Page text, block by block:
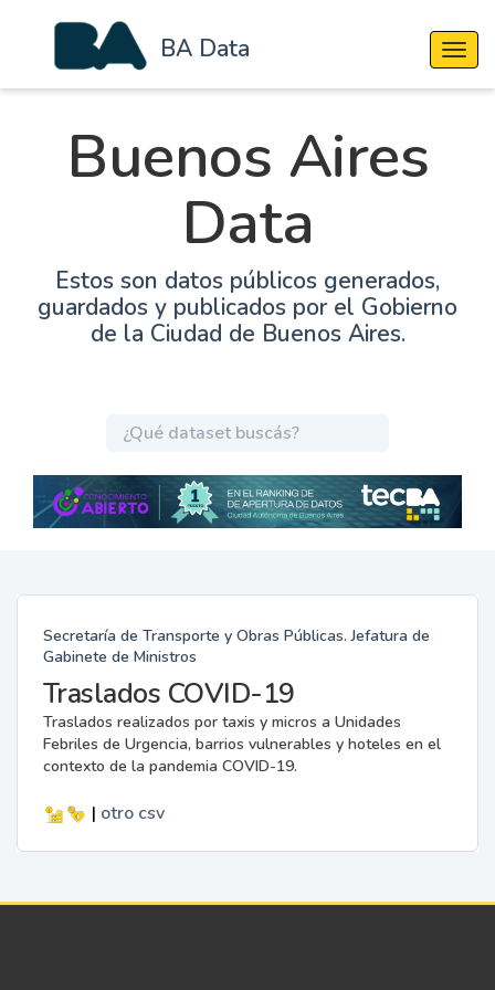
BA Data
Buenos Aires
Data
Estos son datos públicos generados,
guardados y publicados por el Gobierno
de la Ciudad de Buenos Aires.
Secretaría de Transporte y Obras Públicas. Jefatura de
Gabinete de Ministros
Traslados COVID-19
Traslados realizados por taxis y micros a Unidades
Febriles de Urgencia, barrios vulnerables y hoteles en el
contexto de la pandemia COVID-19.
| otro csv